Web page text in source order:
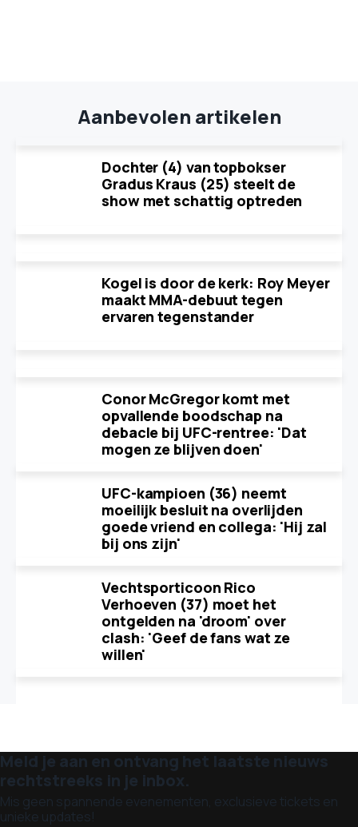
Aanbevolen artikelen
Dochter (4) van topbokser
Gradus Kraus (25) steelt de
show met schattig optreden
Kogel is door de kerk: Roy Meyer
maakt MMA-debuut tegen
ervaren tegenstander
Conor McGregor komt met
opvallende boodschap na
debacle bij UFC-rentree: 'Dat
mogen ze blijven doen'
UFC-kampioen (36) neemt
moeilijk besluit na overlijden
goede vriend en collega: 'Hij zal
bij ons zijn'
Vechtsporticoon Rico
Verhoeven (37) moet het
ontgelden na 'droom' over
clash: 'Geef de fans wat ze
willen'
Meld je aan en ontvang het laatste nieuws
rechtstreeks in je inbox.
Mis geen spannende evenementen, exclusieve tickets en
unieke updates!